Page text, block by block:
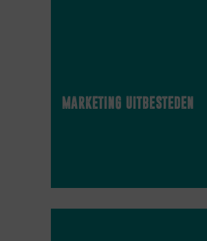
marketing uitbesteden